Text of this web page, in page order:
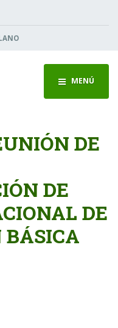
MENÚ
DE
DE
DE
BÁSICA